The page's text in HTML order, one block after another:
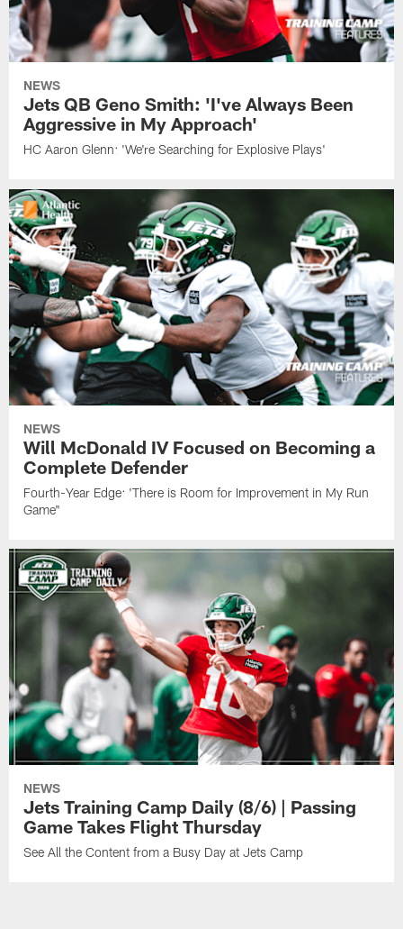
NEWS
Jets QB Geno Smith: 'I've Always Been
Aggressive in My Approach'
HC Aaron Glenn: 'We're Searching for Explosive Plays'
NEWS
Will McDonald IV Focused on Becoming a
Complete Defender
Fourth-Year Edge: 'There is Room for Improvement in My Run
Game"
NEWS
Jets Training Camp Daily (8/6) | Passing
Game Takes Flight Thursday
See All the Content from a Busy Day at Jets Camp